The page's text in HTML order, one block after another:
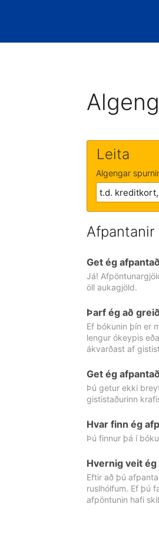
Leita
Algengar
Afpantanir
Get ég
Já!
öll aukagjöld.
Þarf ég að
Ef bókunin þín er
lengur ókeypis
ákvarðast af
Get ég
Þú getur ekki
gististaðurinn
Hvar finn ég
Þú finnur þá í
Hvernig veit
Eftir að þú
ruslhólfum. Ef þú
afpöntunin hafi